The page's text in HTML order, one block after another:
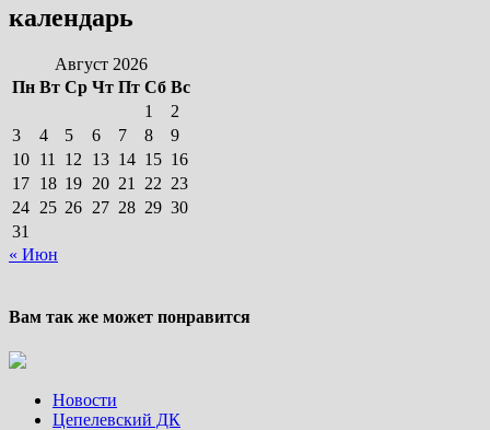
календарь
Август 2026
Пн Вт Ср Чт Пт Сб Вс
1
2
3
4 5 6 7 8
9
10 11 12 13 14 15 16
17 18 19 20 21 22 23
24 25 26 27 28 29 30
31
« Июн
Вам так же может понравится
Новости
Цепелевский ДК